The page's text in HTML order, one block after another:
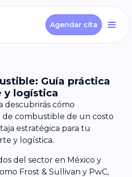
Agendar cita
Guía práctica
y logística
descubrirás cómo
combustible de un costo
estratégica para tu
y logística.
del sector en México y
Frost & Sullivan y PwC,